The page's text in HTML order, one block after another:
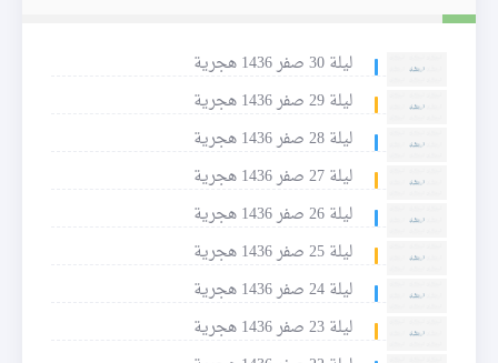
ليلة 30 صفر 1436 هجرية
ليلة 29 صفر 1436 هجرية
ليلة 28 صفر 1436 هجرية
ليلة 27 صفر 1436 هجرية
ليلة 26 صفر 1436 هجرية
ليلة 25 صفر 1436 هجرية
ليلة 24 صفر 1436 هجرية
ليلة 23 صفر 1436 هجرية